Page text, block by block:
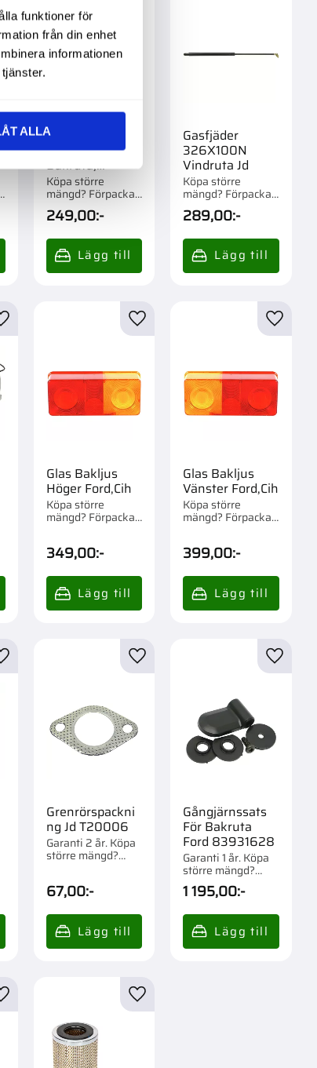
funktioner för
från din enhet
informationen
ALLAGasfjäder
242X300N
Bakruta,
Taklucka Jd
Köpa större
mängd? Förpackad
om 1/10 st.
249,00:-
Gasfjäder
326X100N
Vindruta Jd
Köpa större
mängd? Förpackad
om 1/10 st.
289,00:-
Lägg till i favoriter
Glas Bakljus
Höger Ford,Cih
Köpa större
mängd? Förpackad
349,00:-
Lägg till i favoriter
Glas Bakljus
Vänster Ford,Cih
Köpa större
mängd? Förpackad
399,00:-
Lägg
Lägg till i favoriter
Grenrörspackni
ng Jd T20006
Garanti 2 år. Köpa
större mängd?
67,00:-
Lägg till i favoriter
Gångjärnssats
För Bakruta
Ford 83931628
Garanti 1 år. Köpa
större mängd?
Förpackad om 1 st.
1 195,00:-
Lägg
Lägg till i favoriter Lägg till i favoriter